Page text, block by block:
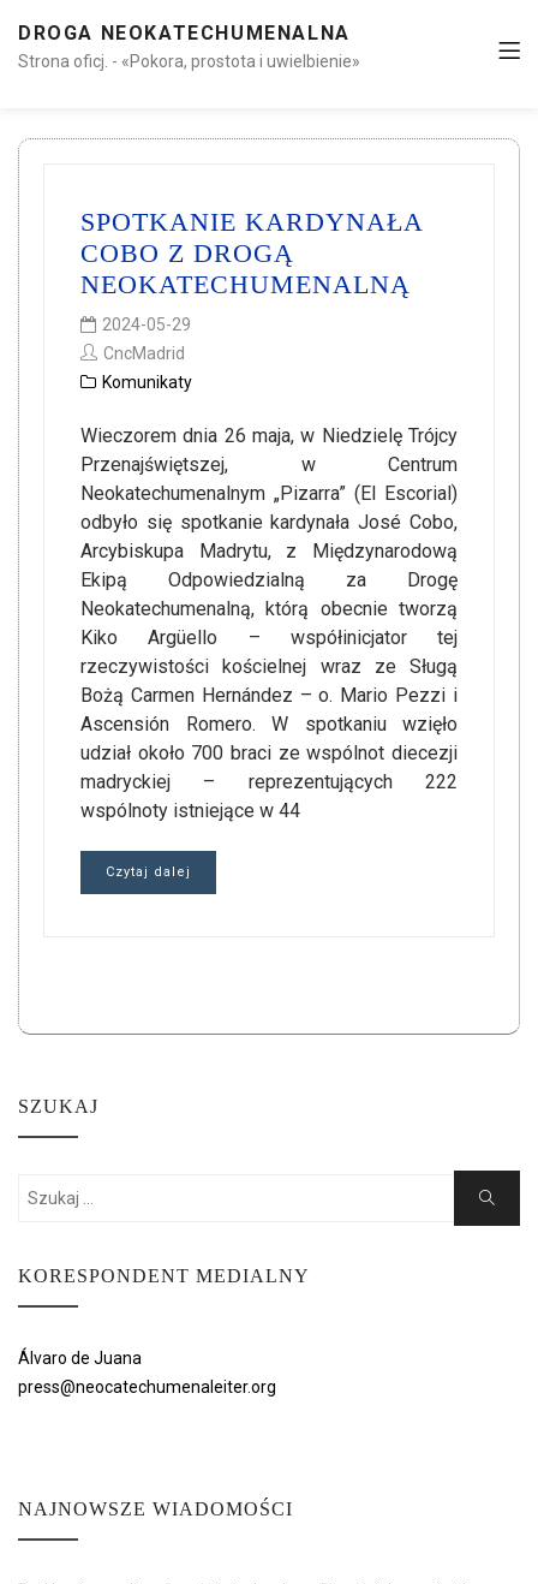
DROGA NEOKATECHUMENALNA
Strona oficj. - «Pokora, prostota i uwielbienie»
SPOTKANIE KARDYNAŁA
COBO Z DROGĄ
NEOKATECHUMENALNĄ
2024-05-29
CncMadrid
Komunikaty
Wieczorem dnia 26 maja, w Niedzielę Trójcy
Przenajświętszej, w Centrum
Neokatechumenalnym „Pizarra” (El Escorial)
odbyło się spotkanie kardynała José Cobo,
Arcybiskupa Madrytu, z Międzynarodową
Ekipą Odpowiedzialną za Drogę
Neokatechumenalną, którą obecnie tworzą
Kiko Argüello – współinicjator tej
rzeczywistości kościelnej wraz ze Sługą
Bożą Carmen Hernández – o. Mario Pezzi i
Ascensión Romero. W spotkaniu wzięło
udział około 700 braci ze wspólnot diecezji
madryckiej – reprezentujących 222
wspólnoty istniejące w 44
Czytaj dalej
SZUKAJ
Search
Search
KORESPONDENT MEDIALNY
Álvaro de Juana
press@neocatechumenaleiter.org
NAJNOWSZE WIADOMOŚCI